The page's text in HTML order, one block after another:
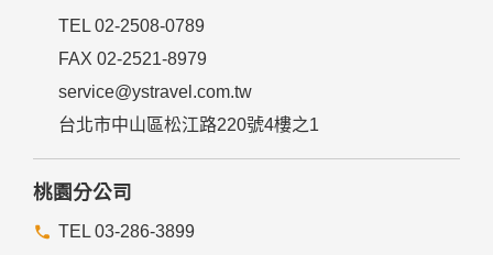
TEL 02-2508-0789
FAX 02-2521-8979
service@ystravel.com.tw
台北市中山區松江路220號4樓之1
桃園分公司
TEL 03-286-3899